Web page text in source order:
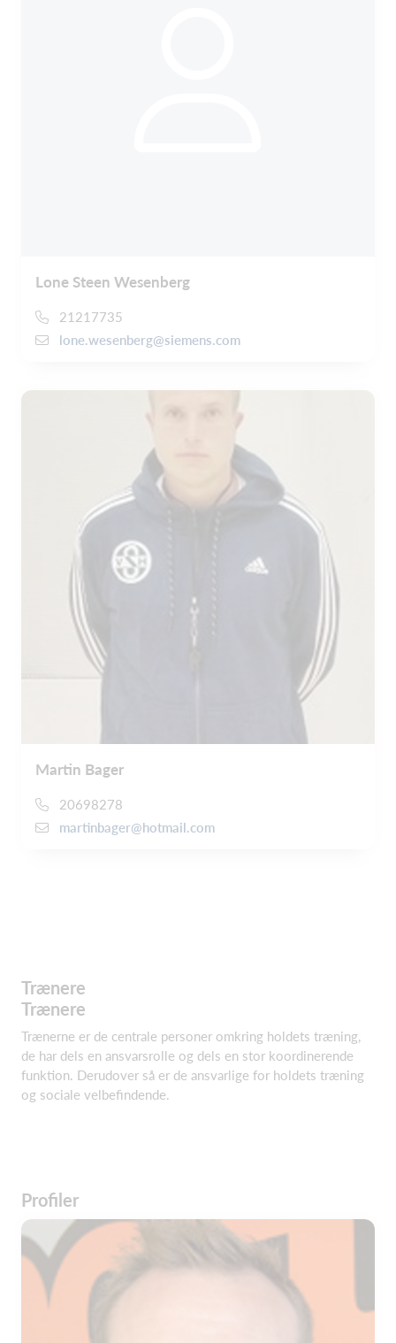
Lone Steen Wesenberg
21217735
lone.wesenberg@siemens.com
Martin Bager
20698278
martinbager@hotmail.com
Trænere
Trænere
Trænerne er de centrale personer omkring holdets træning,
de har dels en ansvarsrolle og dels en stor koordinerende
funktion. Derudover så er de ansvarlige for holdets træning
og sociale velbefindende.
Profiler